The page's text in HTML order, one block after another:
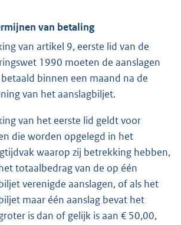
van betaling
van artikel 9, eerste lid van de
1990 moeten de aanslagen
binnen een maand na de
van het aanslagbiljet.
van het eerste lid geldt voor
die worden opgelegd in het
waarop zij betrekking hebben,
totaalbedrag van de op één
verenigde aanslagen, of als het
maar één aanslag bevat het
is dan of gelijk is aan € 50,00,